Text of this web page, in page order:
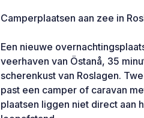
Camperplaatsen aan zee in
Een nieuwe
veerhaven van Östanå, 35
scherenkust van Roslagen.
past een camper of caravan
plaatsen liggen niet direct aan